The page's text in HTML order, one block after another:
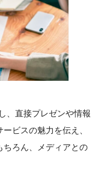
、直接プレゼンや情報
ビスの魅力を伝え、
ちろん、メディアとの